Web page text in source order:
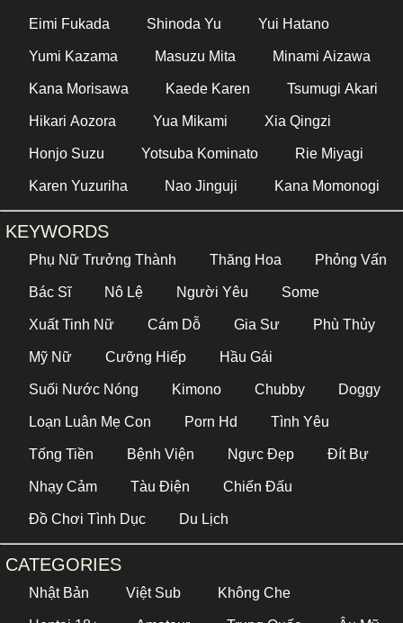
Eimi Fukada Shinoda Yu Yui Hatano
Yumi Kazama Masuzu Mita Minami Aizawa
Kana Morisawa Kaede Karen Tsumugi Akari
Hikari Aozora Yua Mikami Xia Qingzi
Honjo Suzu Yotsuba Kominato Rie Miyagi
Karen Yuzuriha Nao Jinguji Kana Momonogi
KEYWORDS
Phụ Nữ Trưởng Thành Thăng Hoa Phỏng Vấn
Bác Sĩ Nô Lệ Người Yêu Some
Xuất Tinh Nữ Cám Dỗ Gia Sư Phù Thủy
Mỹ Nữ Cưỡng Hiếp Hầu Gái
Suối Nước Nóng Kimono Chubby Doggy
Loạn Luân Mẹ Con Porn Hd Tình Yêu
Tống Tiền Bệnh Viện Ngực Đẹp Đít Bự
Nhạy Cảm Tàu Điện Chiến Đấu
Đồ Chơi Tình Dục Du Lịch
CATEGORIES
Nhật Bản Việt Sub Không Che